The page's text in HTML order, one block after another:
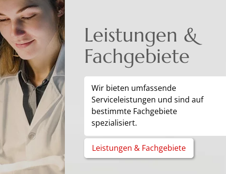
Leistungen &
Fachgebiete
Wir bieten umfassende
Serviceleistungen und sind auf
bestimmte Fachgebiete
spezialisiert.
Leistungen & Fachgebiete